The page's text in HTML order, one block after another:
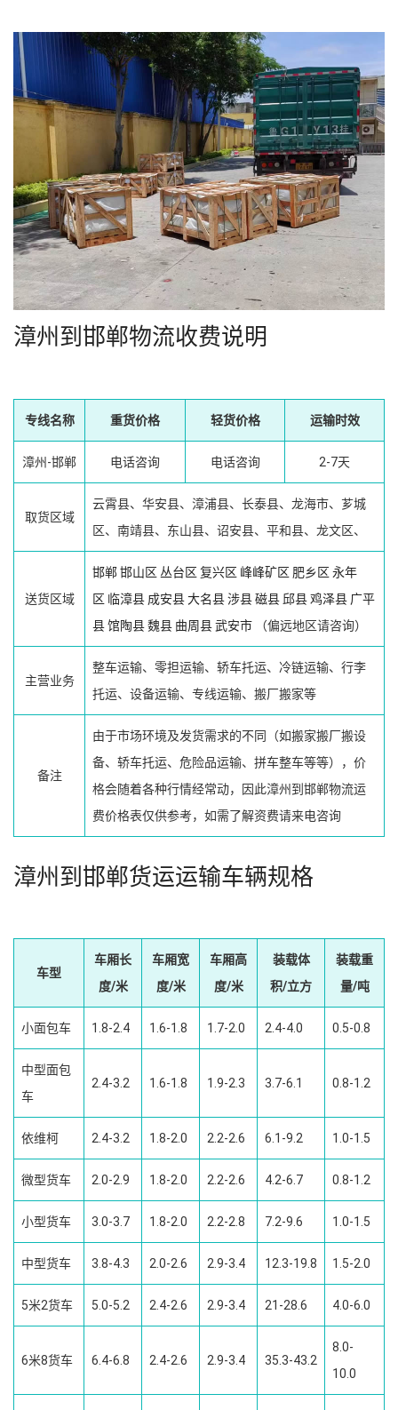
漳州到邯郸物流收费说明
专线名称 重货价格 轻货价格 运输时效
漳州-邯郸 电话咨询 电话咨询 2-7天
取货区域
云霄县、华安县、漳浦县、长泰县、龙海市、芗城
区、南靖县、东山县、诏安县、平和县、龙文区、
送货区域
邯郸邯山区 丛台区 复兴区 峰峰矿区 肥乡区 永年
区 临漳县 成安县大名县涉县磁县 邱县鸡泽县 广平
县馆陶县魏县 曲周县武安市 （偏远地区请咨询）
主营业务
整车运输、零担运输、轿车托运、冷链运输、行李
托运、设备运输、专线运输、搬厂搬家等
备注
由于市场环境及发货需求的不同（如搬家搬厂搬设
备、轿车托运、危险品运输、拼车整车等等），价
格会随着各种行情经常动，因此漳州到邯郸物流运
费价格表仅供参考，如需了解资费请来电咨询
漳州到邯郸货运运输车辆规格
车型
车厢长
度/米
车厢宽
度/米
车厢高
度/米
装载体
积/立方
装载重
量/吨
小面包车 1.8-2.4 1.6-1.8 1.7-2.0 2.4-4.0 0.5-0.8
中型面包
车
2.4-3.2 1.6-1.8 1.9-2.3 3.7-6.1 0.8-1.2
依维柯 2.4-3.2 1.8-2.0 2.2-2.6 6.1-9.2 1.0-1.5
微型货车 2.0-2.9 1.8-2.0 2.2-2.6 4.2-6.7 0.8-1.2
小型货车 3.0-3.7 1.8-2.0 2.2-2.8 7.2-9.6 1.0-1.5
中型货车 3.8-4.3 2.0-2.6 2.9-3.4 12.3-19.8 1.5-2.0
5米2货车 5.0-5.2 2.4-2.6 2.9-3.4 21-28.6 4.0-6.0
6米8货车 6.4-6.8 2.4-2.6 2.9-3.4 35.3-43.2
8.0-
10.0